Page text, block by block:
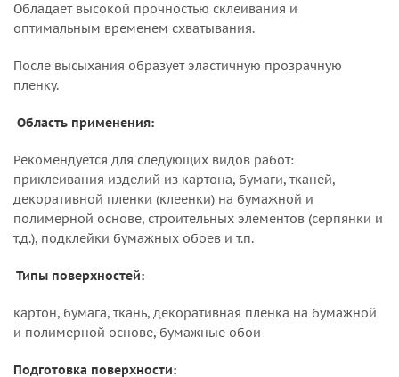
Обладает высокой прочностью склеивания и
оптимальным временем схватывания.
После высыхания образует эластичную прозрачную
пленку.
Область применения:
Рекомендуется для следующих видов работ:
приклеивания изделий из картона, бумаги, тканей,
декоративной пленки (клеенки) на бумажной и
полимерной основе, строительных элементов (серпянки и
т.д.), подклейки бумажных обоев и т.п.
Типы поверхностей:
картон, бумага, ткань, декоративная пленка на бумажной
и полимерной основе, бумажные обои
Подготовка поверхности: